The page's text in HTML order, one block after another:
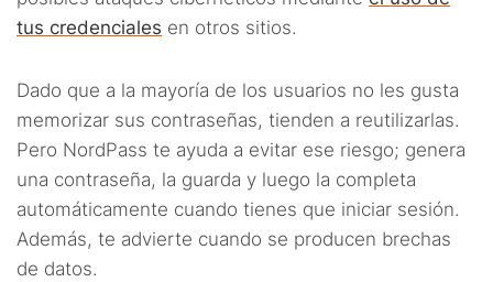
tus credenciales en otros sitios.
Dado que a la mayoría de los usuarios no les gusta
memorizar sus contraseñas, tienden a reutilizarlas.
Pero NordPass te ayuda a evitar ese riesgo; genera
una contraseña, la guarda y luego la completa
automáticamente cuando tienes que iniciar sesión.
Además, te advierte cuando se producen brechas
de datos.